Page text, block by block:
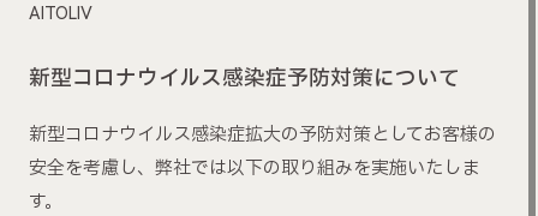
AITOLIV
新型コロナウイルス感染症予防対策について
新型コロナウイルス感染症拡大の予防対策としてお客様の
安全を考慮し、弊社では以下の取り組みを実施いたしま
す。